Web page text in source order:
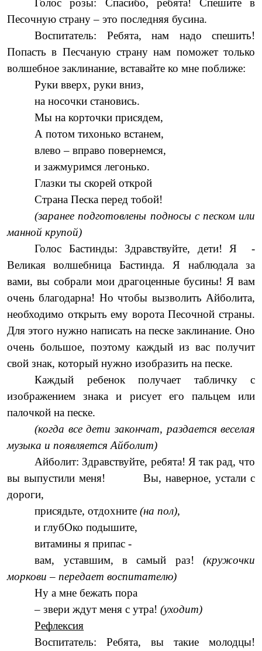
Голос розы: Спасибо, ребята! Спешите в
Песочную страну – это последняя бусина.
Воспитатель: Ребята, нам надо спешить!
Попасть в Песчаную страну нам поможет только
волшебное заклинание, вставайте ко мне поближе:
Руки вверх, руки вниз,
на носочки становись.
Мы на корточки присядем,
А потом тихонько встанем,
влево – вправо повернемся,
и зажмуримся легонько.
Глазки ты скорей открой
Страна Песка перед тобой!
(заранее подготовлены подносы с песком или
манной крупой)
Голос Бастинды: Здравствуйте, дети! Я -
Великая волшебница Бастинда. Я наблюдала за
вами, вы собрали мои драгоценные бусины! Я вам
очень благодарна! Но чтобы вызволить Айболита,
необходимо открыть ему ворота Песочной страны.
Для этого нужно написать на песке заклинание. Оно
очень большое, поэтому каждый из вас получит
свой знак, который нужно изобразить на песке.
Каждый ребенок получает табличку с
изображением знака и рисует его пальцем или
палочкой на песке.
(когда все дети закончат, раздается веселая
музыка и появляется Айболит)
Айболит: Здравствуйте, ребята! Я так рад, что
вы выпустили меня! Вы, наверное, устали с
дороги,
присядьте, отдохните(на пол),
и глубОко подышите,
витамины я припас -
вам, уставшим, в самый раз!(кружочки
моркови – передает воспитателю)
Ну а мне бежать пора
– звери ждут меня с утра!(уходит)
Рефлексия
Воспитатель: Ребята, вы такие молодцы!